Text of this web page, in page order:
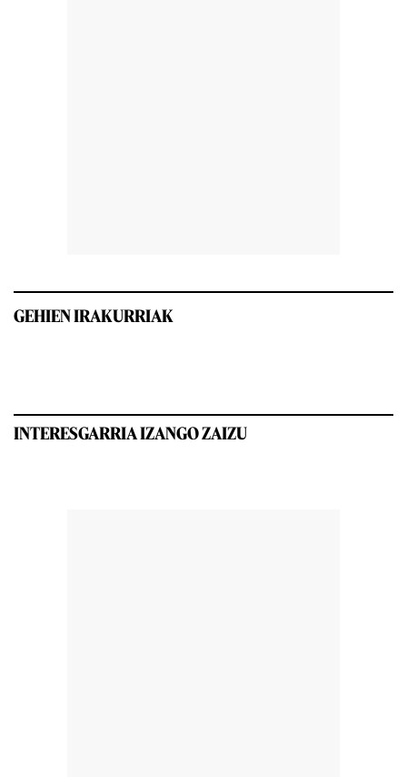
GEHIEN IRAKURRIAK
INTERESGARRIA IZANGO ZAIZU